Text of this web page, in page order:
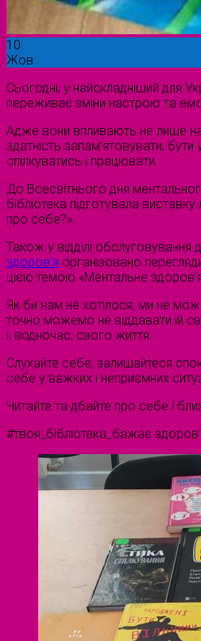
10
Жов
Сьогодні, у найскладніший для
переживає зміни настрою та
Адже вони впливають не лише
здатність запам’ятовувати,
спілкуватись і працювати.
До Всесвітнього дня
бібліотека підготувала
про себе?».
Також у відділі обслуговування
здоров’я організовано
цією темою «Ментальне
Як би нам не хотілося, ми не
точно можемо не віддавати їй
і, водночас, свого життя.
Слухайте себе, залишайтеся
себе у важких і неприємних
Читайте та дбайте про себе і
#твоя_бібліотека_бажає